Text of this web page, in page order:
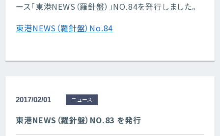
ース「東港NEWS（羅針盤）」NO.84を発行しました。
東港NEWS（羅針盤）No.84
2017/02/01 ニュース
東港NEWS（羅針盤）NO.83 を発行